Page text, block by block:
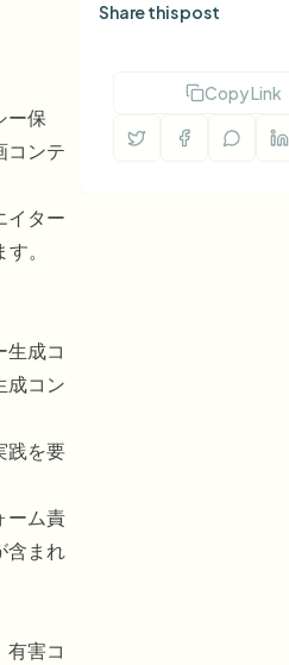
ー保
コンテ
イター
。
成コ
成コン
践を要
ーム責
含まれ
害コ
Share this post
Copy Link